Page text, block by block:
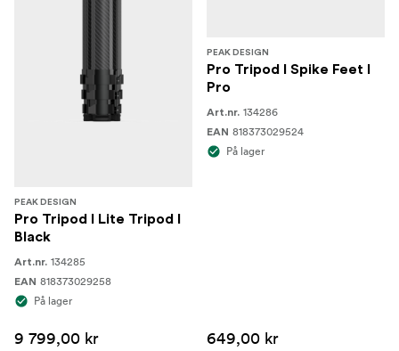
PEAK DESIGN
Pro Tripod I Lite Tripod I
Black
Art.nr. 134285
EAN 818373029258
På lager
9 799,00 kr
PEAK DESIGN
Pro Tripod I Spike Feet I
Pro
Art.nr. 134286
EAN 818373029524
På lager
649,00 kr